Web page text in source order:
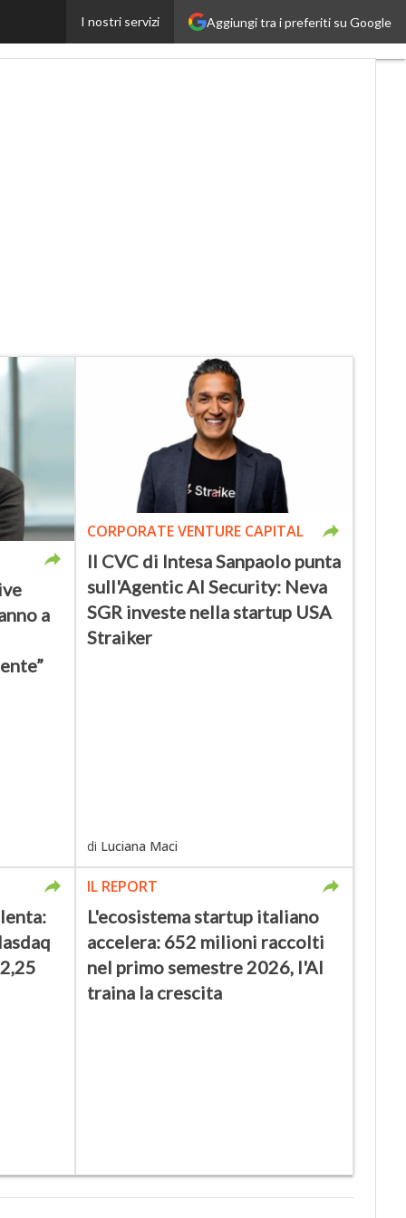
Aggiungi tra i preferiti su Google
I nostri servizi
Startup
a
CORPORATE VENTURE CAPITAL
Il CVC di Intesa Sanpaolo punta
sull'Agentic AI Security: Neva
SGR investe nella startup USA
Straiker
di Luciana Maci
IL REPORT
L'ecosistema startup italiano
accelera: 652 milioni raccolti
nel primo semestre 2026, l'AI
traina la crescita